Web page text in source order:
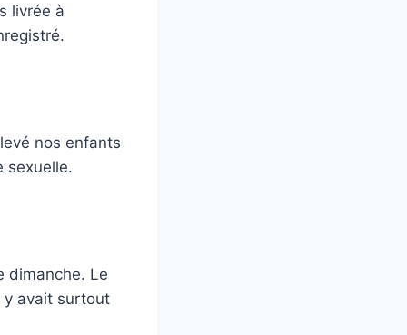
livrée à
nos enfants
sexuelle.
dimanche. Le
y avait surtout